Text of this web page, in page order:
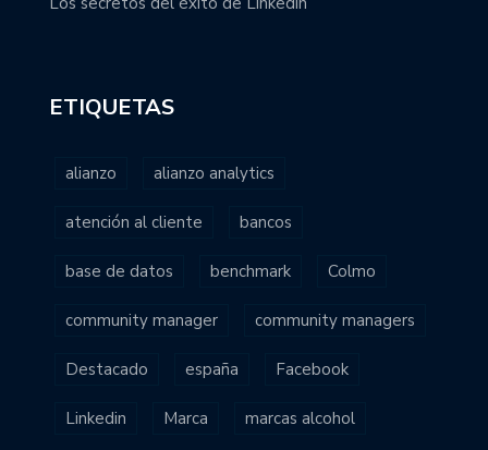
ETIQUETAS
alianzo alianzo analytics
atención al cliente bancos
base de datos benchmark Colmo
community manager community managers
Destacado españa Facebook
Linkedin Marca marcas alcohol